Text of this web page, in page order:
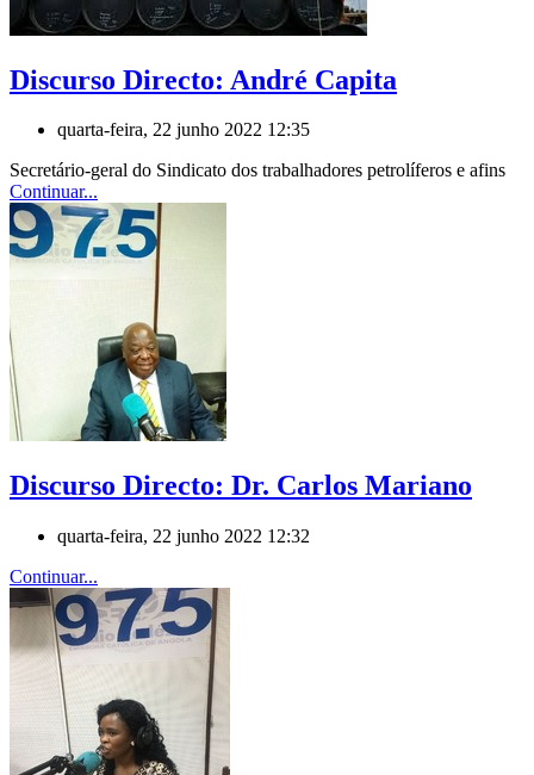
Discurso Directo: André Capita
quarta-feira, 22 junho 2022 12:35
Secretário-geral do Sindicato dos trabalhadores petrolíferos e afins
Continuar...
Discurso Directo: Dr. Carlos Mariano
quarta-feira, 22 junho 2022 12:32
Continuar...